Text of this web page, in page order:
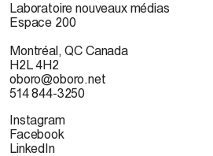
Laboratoire nouveaux médias
Espace 200
Montréal, QC Canada
H2L 4H2
oboro@oboro.net
514 844-3250
Instagram
Facebook
LinkedIn